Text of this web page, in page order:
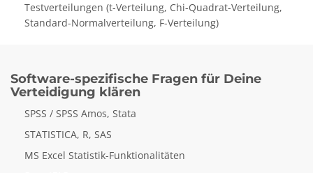
Testverteilungen (t-Verteilung, Chi-Quadrat-Verteilung,
Standard-Normalverteilung, F-Verteilung)
Software-spezifische Fragen für Deine
Verteidigung klären
SPSS / SPSS Amos, Stata
STATISTICA, R, SAS
MS Excel Statistik-Funktionalitäten